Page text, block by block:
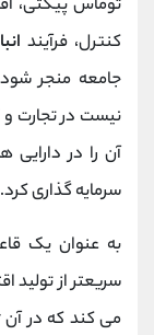
توماس پیکتی،
کنترل، فرآیند
جامعه منجر
نیست در تجارت
آن را در
سرمایه گذاری کرد.
به عنوان یک